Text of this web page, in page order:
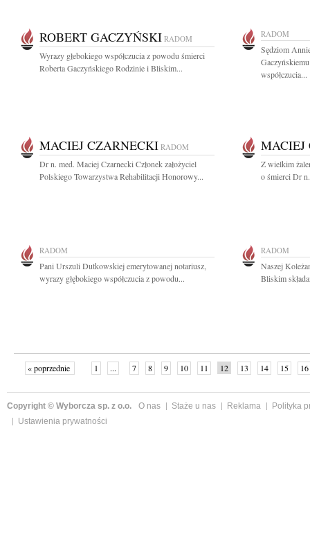
ROBERT GACZYŃSKI RADOM
Wyrazy głebokiego współczucia z powodu śmierci
Roberta Gaczyńskiego Rodzinie i Bliskim...
RADOM
Sędziom
współczucia...
MACIEJ CZARNECKI RADOM
Dr n. med. Maciej Czarnecki Członek założyciel
Polskiego Towarzystwa Rehabilitacji Honorowy...
MACIEJ
Z wielkim
o śmierci Dr
RADOM
Pani Urszuli Dutkowskiej emerytowanej notariusz,
wyrazy głębokiego współczucia z powodu...
RADOM
Naszej
Bliskim
« poprzednie 1 ... 7 8 9 10 11 12 13 14 15 16
Copyright © Wyborcza sp. z o.o. O nas Staże u nas Reklama
Polityka
Ustawienia prywatności